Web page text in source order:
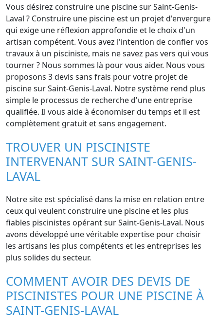
Vous désirez construire une piscine sur Saint-Genis-
Laval ? Construire une piscine est un projet d'envergure
qui exige une réflexion approfondie et le choix d'un
artisan compétent. Vous avez l'intention de confier vos
travaux à un pisciniste, mais ne savez pas vers qui vous
tourner ? Nous sommes là pour vous aider. Nous vous
proposons 3 devis sans frais pour votre projet de
piscine sur Saint-Genis-Laval. Notre système rend plus
simple le processus de recherche d'une entreprise
qualifiée. Il vous aide à économiser du temps et il est
complètement gratuit et sans engagement.
TROUVER UN PISCINISTE
INTERVENANT SUR SAINT-GENIS-
LAVAL
Notre site est spécialisé dans la mise en relation entre
ceux qui veulent construire une piscine et les plus
fiables piscinistes opérant sur Saint-Genis-Laval. Nous
avons développé une véritable expertise pour choisir
les artisans les plus compétents et les entreprises les
plus solides du secteur.
COMMENT AVOIR DES DEVIS DE
PISCINISTES POUR UNE PISCINE À
SAINT-GENIS-LAVAL